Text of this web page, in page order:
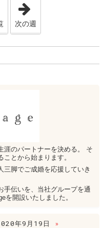
8月 9日 - 2020年8月15日」
次の週
涯のパートナーを決める。 そ
とから始まります。
三脚でご成婚を応援していき
手伝いを、当社グループを通
を開設いたしました。
年9月19日
»